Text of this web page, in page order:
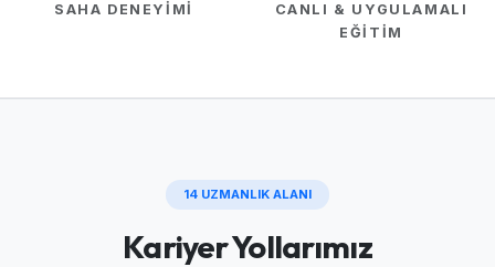
SAHA DENEYIMI
CANLI & UYGULAMALI
EĞITIM
14 UZMANLIK ALANI
Kariyer Yollarımız